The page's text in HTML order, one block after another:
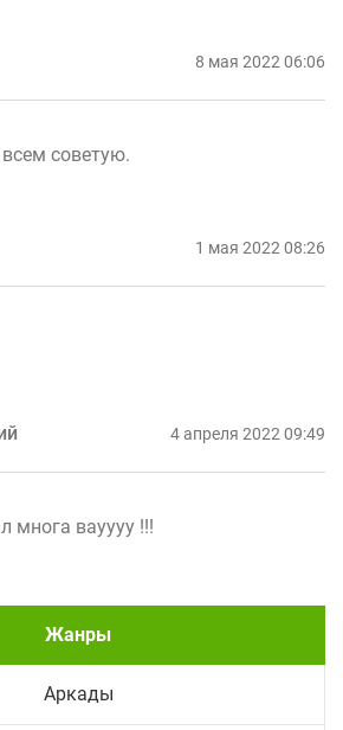
8 мая 2022 06:06
советую.
1 мая 2022 08:26
4 апреля 2022 09:49
многа вауууу !!!
Жанры
Аркады